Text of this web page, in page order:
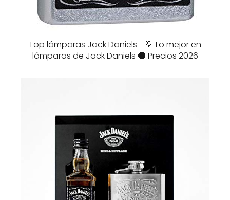
Top lámparas Jack Daniels - 💡 Lo mejor en
lámparas de Jack Daniels 🔴 Precios 2026